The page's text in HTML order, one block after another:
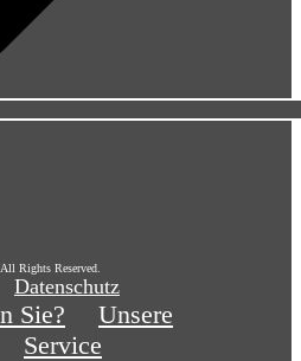
Rights Reserved.
Datenschutz
Sie?
Unsere
Service